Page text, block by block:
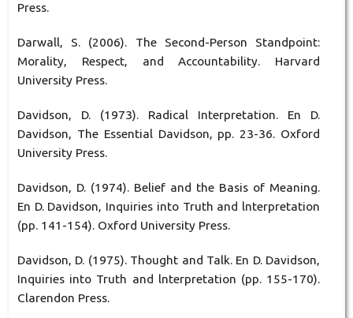
Press.
Darwall, S. (2006). The Second-Person Standpoint:
Morality, Respect, and Accountability. Harvard
University Press.
Davidson, D. (1973). Radical Interpretation. En D.
Davidson, The Essential Davidson, pp. 23-36. Oxford
University Press.
Davidson, D. (1974). Belief and the Basis of Meaning.
En D. Davidson, Inquiries into Truth and lnterpretation
(pp. 141-154). Oxford University Press.
Davidson, D. (1975). Thought and Talk. En D. Davidson,
Inquiries into Truth and lnterpretation (pp. 155-170).
Clarendon Press.